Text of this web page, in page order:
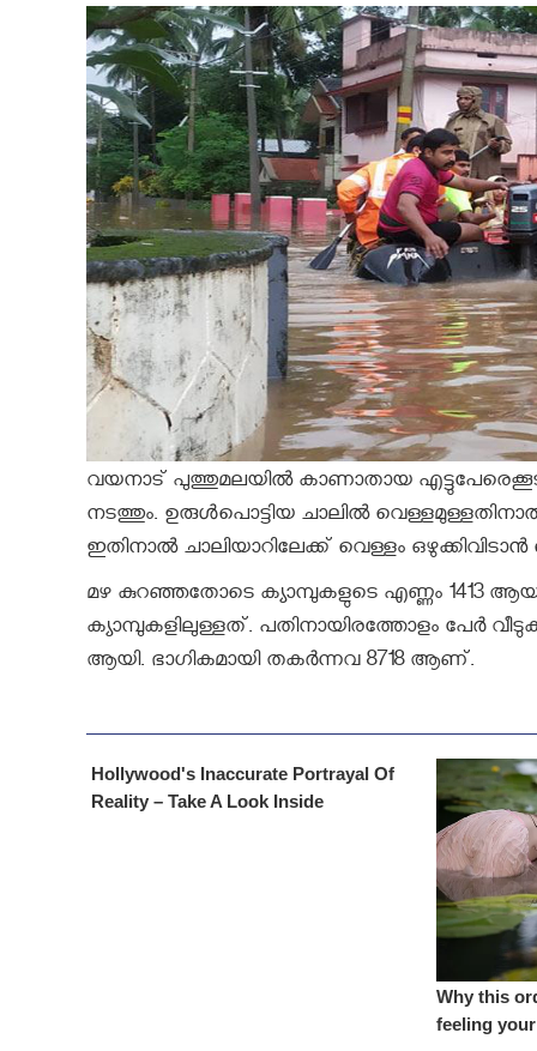
വയനാട് പുത്തുമലയിൽ കാണാതായ
നടത്തും. ഉരുൾപൊട്ടിയ ചാലിൽ
ഇതിനാൽ ചാലിയാറിലേക്ക് വെള്ളം
മഴ കുറഞ്ഞതോടെ ക്യാമ്പുകളുടെ എണ്ണം 1413
ക്യാമ്പുകളിലുള്ളത്. പതിനായിരത്തോളം പേർ
ആയി. ഭാഗികമായി തകർന്നവ 8718 ആണ്.